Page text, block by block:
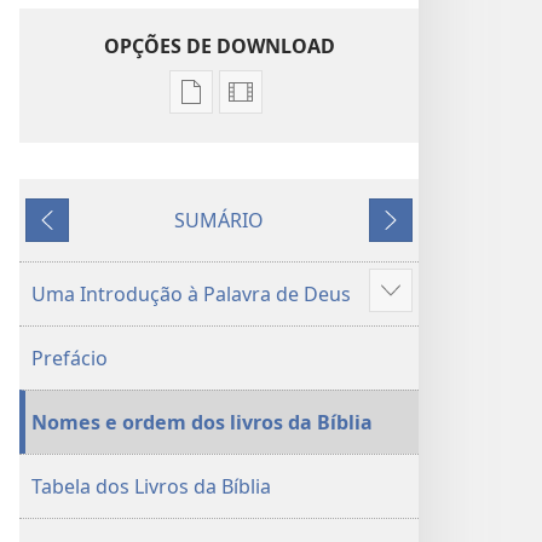
OPÇÕES DE DOWNLOAD
Opções
publicações
Tradução
do
da
Bíblia
Sagrada
(revisão
de
Opções
gravações
vídeo
Tradução
Mundo
da
Bíblia
Sagrada
(revisão
ANTERIOR
SUMÁRIO
PRÓXIMO
Uma Introdução à Palavra de Deus
Mostrar
mais
Prefácio
Nomes e ordem dos livros da Bíblia
Tabela dos Livros da Bíblia